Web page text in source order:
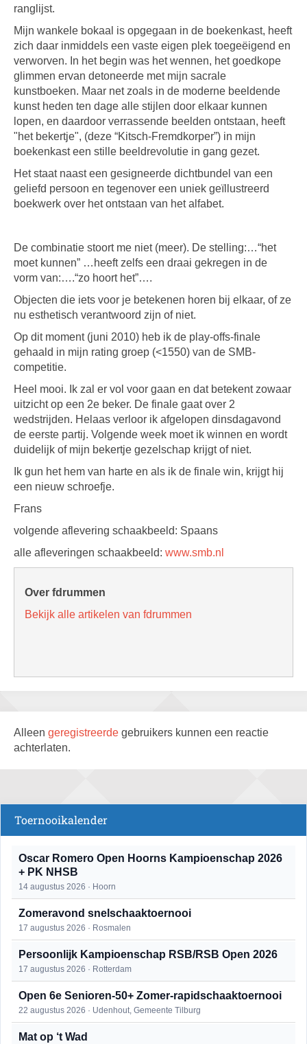
ranglijst.
Mijn wankele bokaal is opgegaan in de boekenkast, heeft
zich daar inmiddels een vaste eigen plek toegeëigend en
verworven. In het begin was het wennen, het goedkope
glimmen ervan detoneerde met mijn sacrale
kunstboeken. Maar net zoals in de moderne beeldende
kunst heden ten dage alle stijlen door elkaar kunnen
lopen, en daardoor verrassende beelden ontstaan, heeft
"het bekertje", (deze “Kitsch-Fremdkorper”) in mijn
boekenkast een stille beeldrevolutie in gang gezet.
Het staat naast een gesigneerde dichtbundel van een
geliefd persoon en tegenover een uniek geïllustreerd
boekwerk over het ontstaan van het alfabet.
De combinatie stoort me niet (meer). De stelling:…“het
moet kunnen” …heeft zelfs een draai gekregen in de
vorm van:….“zo hoort het”….
Objecten die iets voor je betekenen horen bij elkaar, of ze
nu esthetisch verantwoord zijn of niet.
Op dit moment (juni 2010) heb ik de play-offs-finale
gehaald in mijn rating groep (<1550) van de SMB-
competitie.
Heel mooi. Ik zal er vol voor gaan en dat betekent zowaar
uitzicht op een 2e beker. De finale gaat over 2
wedstrijden. Helaas verloor ik afgelopen dinsdagavond
de eerste partij. Volgende week moet ik winnen en wordt
duidelijk of mijn bekertje gezelschap krijgt of niet.
Ik gun het hem van harte en als ik de finale win, krijgt hij
een nieuw schroefje.
Frans
volgende aflevering schaakbeeld: Spaans
alle afleveringen schaakbeeld: www.smb.nl
Over fdrummen
Bekijk alle artikelen van fdrummen
Alleen geregistreerde gebruikers kunnen een reactie
achterlaten.
Toernooikalender
Oscar Romero Open Hoorns Kampioenschap 2026
+ PK NHSB
14 augustus 2026 · Hoorn
Zomeravond snelschaaktoernooi
17 augustus 2026 · Rosmalen
Persoonlijk Kampioenschap RSB/RSB Open 2026
17 augustus 2026 · Rotterdam
Open 6e Senioren-50+ Zomer-rapidschaaktoernooi
22 augustus 2026 · Udenhout, Gemeente Tilburg
Mat op ‘t Wad